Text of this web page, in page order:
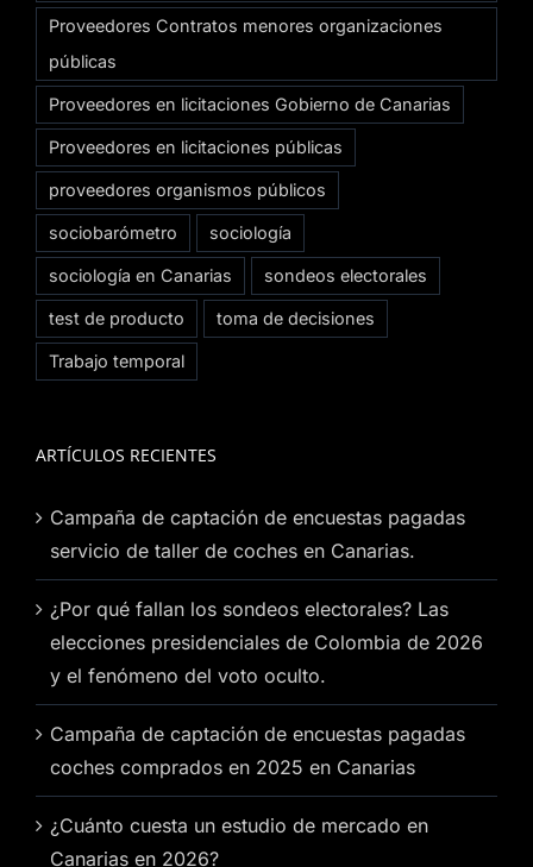
Proveedores Contratos menores organizaciones
públicas
Proveedores en licitaciones Gobierno de Canarias
Proveedores en licitaciones públicas
proveedores organismos públicos
sociobarómetro sociología
sociología en Canarias sondeos electorales
test de producto toma de decisiones
Trabajo temporal
ARTÍCULOS RECIENTES
Campaña de captación de encuestas pagadas
servicio de taller de coches en Canarias.
¿Por qué fallan los sondeos electorales? Las
elecciones presidenciales de Colombia de 2026
y el fenómeno del voto oculto.
Campaña de captación de encuestas pagadas
coches comprados en 2025 en Canarias
¿Cuánto cuesta un estudio de mercado en
Canarias en 2026?